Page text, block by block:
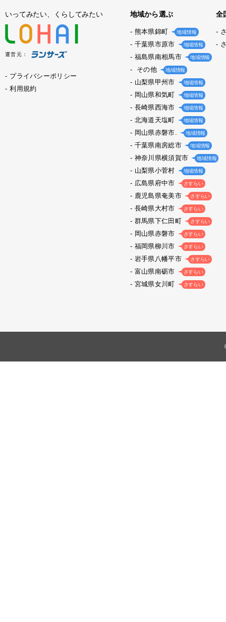
いってみたい、くらしてみたい
運営元：
プライバシーポリシー
利用規約
地域から選ぶ
熊本県錦町 地域情報
千葉県市原市 地域情報
福島県南相馬市 地域情報
その他 地域情報
山梨県甲州市 地域情報
岡山県和気町 地域情報
長崎県西海市 地域情報
北海道天塩町 地域情報
岡山県赤磐市. 地域情報
千葉県南房総市 地域情報
神奈川県横須賀市 地域情報
山梨県小菅村 地域情報
広島県府中市 さすらい
鹿児島県奄美市 さすらい
長崎県大村市 さすらい
群馬県下仁田町 さすらい
岡山県赤磐市 さすらい
福岡県柳川市 さすらい
岩手県八幡平市 さすらい
富山県南砺市 さすらい
宮城県女川町 さすらい
全